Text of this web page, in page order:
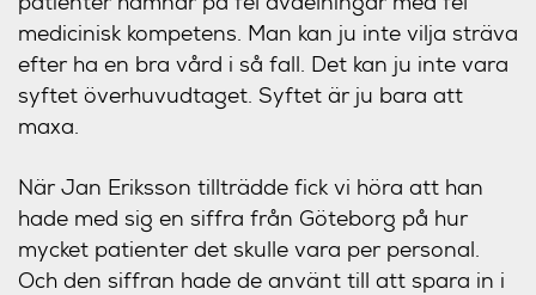
medicinisk kompetens. Man kan ju inte vilja sträva
efter ha en bra vård i så fall. Det kan ju inte vara
syftet överhuvudtaget. Syftet är ju bara att
maxa.
När Jan Eriksson tillträdde fick vi höra att han
hade med sig en siffra från Göteborg på hur
mycket patienter det skulle vara per personal.
Och den siffran hade de använt till att spara in i